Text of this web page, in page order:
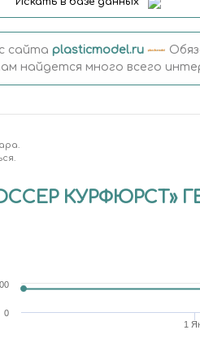
сайта plasticmodel.ru
найдется много всего
1
0